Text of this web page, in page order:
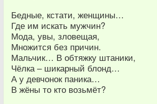
Бедные, кстати, женщины…
Где им искать мужчин?
Мода, увы, зловещая,
Множится без причин.
Мальчик… В обтяжку штаники,
Чёлка – шикарный блонд…
А у девчонок паника…
В жёны то кто возьмёт?